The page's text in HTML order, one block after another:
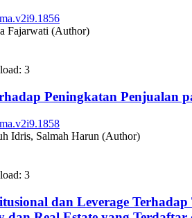
Fajarwati (Author)
3
Peningkatan Penjualan
Idris, Salmah Harun (Author)
3
dan Leverage